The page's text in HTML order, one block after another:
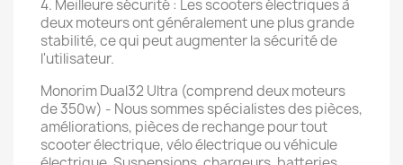
4. Meilleure sécurité : Les scooters électriques à
deux moteurs ont généralement une plus grande
stabilité, ce qui peut augmenter la sécurité de
l'utilisateur.
Monorim Dual32 Ultra (comprend deux moteurs
de 350w) - Nous sommes spécialistes des pièces,
améliorations, pièces de rechange pour tout
scooter électrique, vélo électrique ou véhicule